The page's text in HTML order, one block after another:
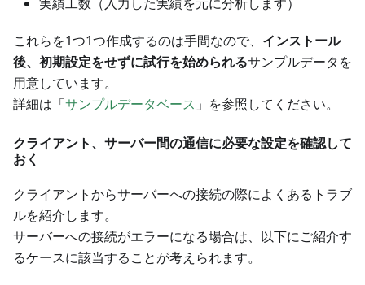
これらを1つ1つ作成するのは手間なので、 インストール
後、初期設定をせずに試行を始められるサンプルデータを
用意しています。
詳細は「サンプルデータベース 」を参照してください。
クライアント、サーバー間の通信に必要な設定を確認して
おく
クライアントからサーバーへの接続の際によくあるトラブ
ルを紹介します。
サーバーへの接続がエラーになる場合は、以下にご紹介す
るケースに該当することが考えられます。